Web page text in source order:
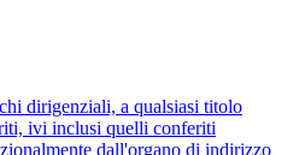
dirigenziali, a qualsiasi titolo
ivi inclusi quelli conferiti
dall'organo di indirizzo